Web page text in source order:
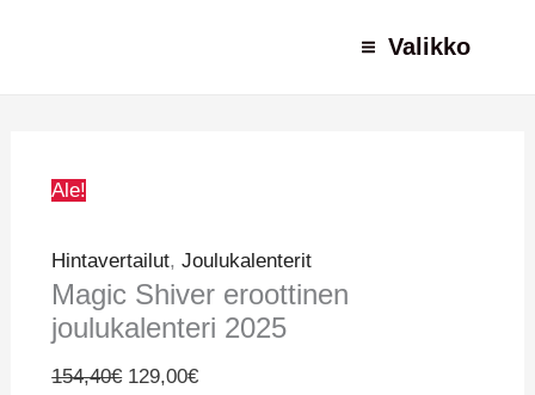
Valikko
Ale!
Hintavertailut,Joulukalenterit
Magic Shiver eroottinen
joulukalenteri 2025
154,40€ 129,00€